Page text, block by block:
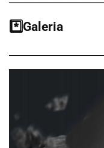
*️⃣Galeria